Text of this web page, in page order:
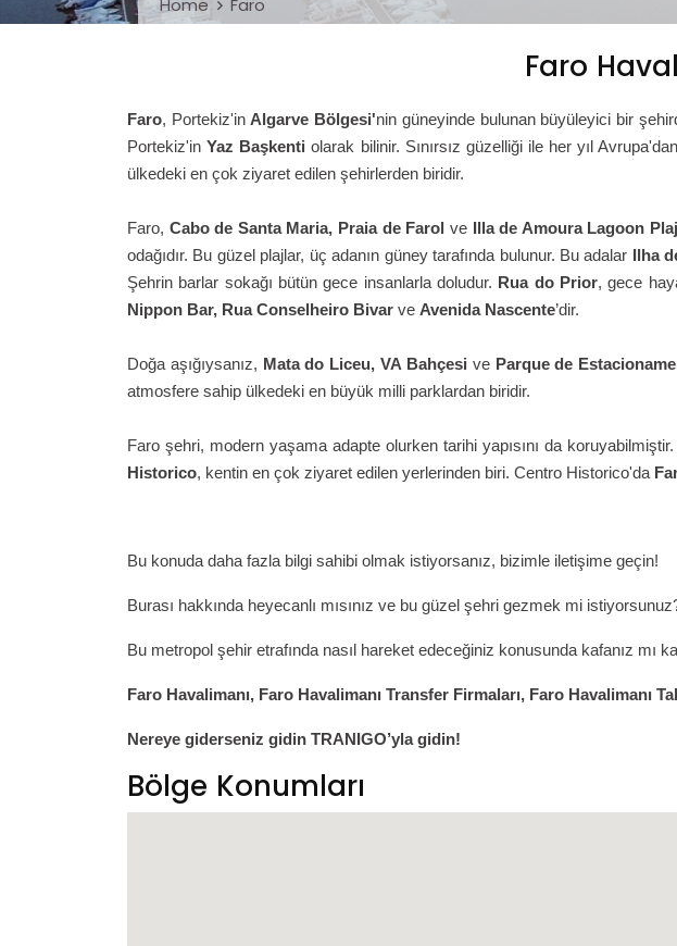
Home Faro
Faro
Faro, Portekiz'in Algarve Bölgesi'nin güneyinde bulunan büyüleyici bir
Portekiz'inYaz Başkenti olarak bilinir. Sınırsız güzelliği ile her yıl
ülkedeki en çok ziyaret edilen şehirlerden biridir.
Faro, Cabo de Santa Maria, Praia de Farol ve Illa de Amoura Lagoon
odağıdır. Bu güzel plajlar, üç adanın güney tarafında bulunur. Bu adalar Ilha
Şehrin barlar sokağı bütün gece insanlarla doludur. Rua do Prior, gece
Nippon Bar, Rua Conselheiro Bivar ve Avenida Nascente’dir.
Doğa aşığıysanız, Mata do Liceu, VA Bahçesi ve Parque de
atmosfere sahip ülkedeki en büyük milli parklardan biridir.
Faro şehri, modern yaşama adapte olurken tarihi yapısını da
Historico, kentin en çok ziyaret edilen yerlerinden biri. Centro Historico'da
Bu konuda daha fazla bilgi sahibi olmak istiyorsanız, bizimle iletişime geçin!
Burası hakkında heyecanlı mısınız ve bu güzel şehri gezmek mi
Bu metropol şehir etrafında nasıl hareket edeceğiniz konusunda kafanız mı
Faro Havalimanı, Faro Havalimanı Transfer Firmaları, Faro Havalimanı
Nereye giderseniz gidin TRANIGO’yla gidin!
Bölge Konumları